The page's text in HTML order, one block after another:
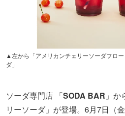
▲左から「アメリカンチェリーソーダフロ
ダ」
ソーダ専門店 「SODA BAR 」
リーソーダ」が登場。6月7日（